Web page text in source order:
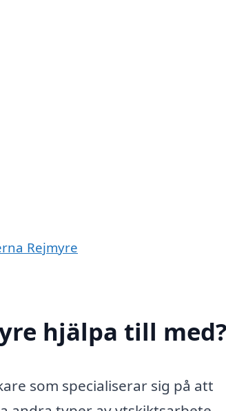
Rejmyre
hjälpa till med?
som specialiserar sig på att